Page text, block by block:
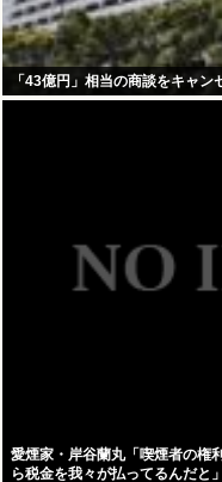
「43億円」相当の商談をキャ
愛煙家・岸谷蘭丸「喫煙者の権
ら税金を我々が払ってるんだと」